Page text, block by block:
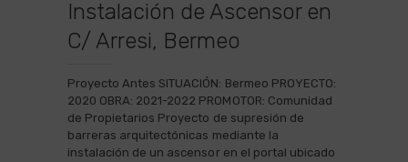
Instalación de Ascensor en
C/ Arresi, Bermeo
Proyecto Antes SITUACIÓN: Bermeo PROYECTO:
2020 OBRA: 2021-2022 PROMOTOR: Comunidad
de Propietarios Proyecto de supresión de
barreras arquitectónicas mediante la
instalación de un ascensor en el portal ubicado